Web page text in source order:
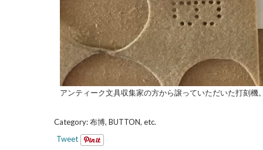
アンティーク文具収集家の方から譲っていただいた打刻機
Category:布博, BUTTON, etc.
Tweet